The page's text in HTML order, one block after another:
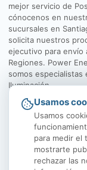
mejor servicio de
cónocenos en
sucursales en
solicita nuestros
ejecutivo para envío
Regiones. Power
somos especialistas
Iluminación.
El Rosal 4547,
Usamos
Usamos
para medir el
mostrarte
rechazar las